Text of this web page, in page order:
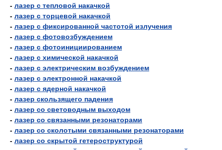
- лазер с тепловой накачкой
- лазер с торцевой накачкой
- лазер с фиксированной частотой излучения
- лазер с фотовозбуждением
- лазер с фотоинициированием
- лазер с химической накачкой
- лазер с электрическим возбуждением
- лазер с электронной накачкой
- лазер с ядерной накачкой
- лазер скользящего падения
- лазер со световодным выходом
- лазер со связанными резонаторами
- лазер со сколотыми связанными резонаторами
- лазер со скрытой гетероструктурой